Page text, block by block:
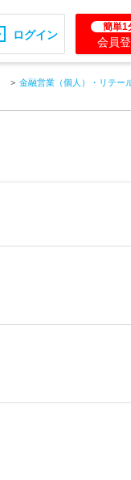
ログイン
簡単1
会員
金融営業（個人）・リテー